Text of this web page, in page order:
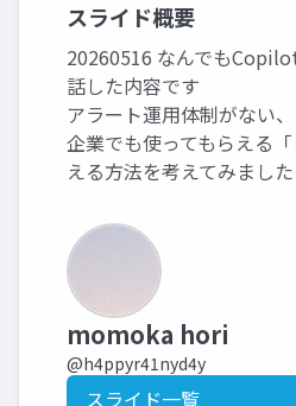
スライド概要
20260516 なんでも
話した内容です
アラート運用体制がない
企業でも使ってもらえる
える方法を考えてみました
momoka hori
@h4ppyr41nyd4y
スライド一覧